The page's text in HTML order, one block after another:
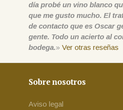
día probé un vino blanco
que me gusto mucho. El
de contacto que es Oscar
gente. Todo un acierto al
bodega.» Ver otras reseñas
Sobre nosotros
Aviso legal